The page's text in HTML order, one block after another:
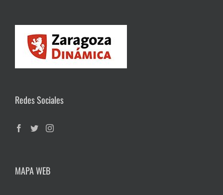
Redes Sociales
MAPA WEB